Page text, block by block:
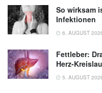
So wirksam
Infektionen
6. AUGUST
Fettleber:
Herz-
5. AUGUST